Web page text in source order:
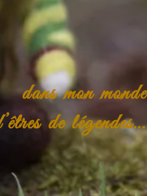
dans mon monde
de légendes…